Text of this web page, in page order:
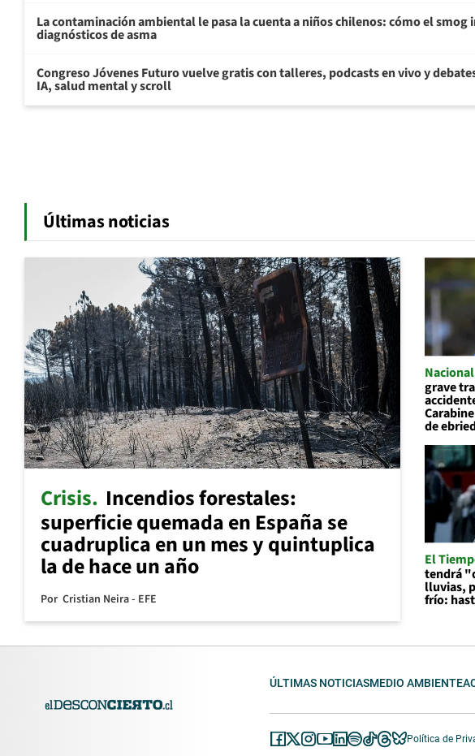
La contaminación ambiental le pasa la cuenta a niños chilenos: cómo el smog
diagnósticos de asma
Congreso Jóvenes Futuro vuelve gratis con talleres, podcasts en vivo y
IA, salud mental y scroll
Últimas noticias
Crisis Incendios forestales:
superficie quemada en España se
cuadruplica en un mes y quintuplica
la de hace un año
Por Cristian Neira - EFE
Nacional
grave
de
El
tendrá
lluvias,
frío:
ÚLTIMAS NOTICIASMEDIO AMBIENTE
Política de